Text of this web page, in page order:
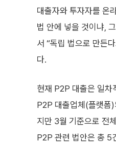
대출자와 투자자를 온
법 안에 넣을 것이냐,
서 “독립 법으로 만든
다.
현재 P2P 대출은 일차
P2P 대출업체(플랫폼
지만 3월 기준으로 전
P2P 관련 법안은 총 5